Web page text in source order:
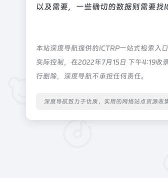
以及需要，一些确切的数据则需要找
本站深度导航提供的ICTRP一站式检索入
实际控制，在2022年7月15日 下午4:19收
行删除，深度导航不承担任何责任。
深度导航致力于优质、实用的网络站点资源收